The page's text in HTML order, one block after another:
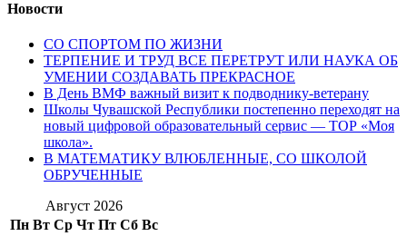
Новости
СО СПОРТОМ ПО ЖИЗНИ
ТЕРПЕНИЕ И ТРУД ВСЕ ПЕРЕТРУТ ИЛИ НАУКА ОБ
УМЕНИИ СОЗДАВАТЬ ПРЕКРАСНОЕ
В День ВМФ важный визит к подводнику-ветерану
Школы Чувашской Республики постепенно переходят на
новый цифровой образовательный сервис — ТОР «Моя
школа».
В МАТЕМАТИКУ ВЛЮБЛЕННЫЕ, СО ШКОЛОЙ
ОБРУЧЕННЫЕ
Август 2026
Пн Вт Ср Чт Пт Сб Вс